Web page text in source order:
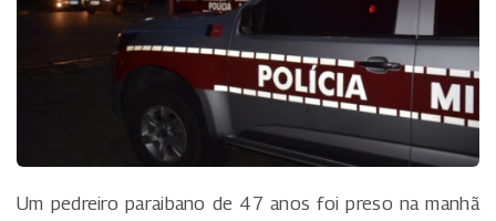
Um pedreiro paraibano de 47 anos foi preso na manhã